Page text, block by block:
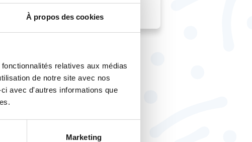
À propos des cookies
relatives aux médias
de notre site avec nos
avec d'autres informations que
Marketing